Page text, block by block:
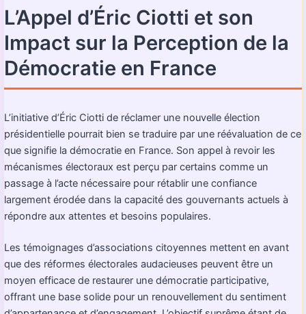
L’Appel d’Éric Ciotti et son
Impact sur la Perception de la
Démocratie en France
L’initiative d’Éric Ciotti de réclamer une nouvelle élection
présidentielle pourrait bien se traduire par une réévaluation de ce
que signifie la démocratie en France. Son appel à revoir les
mécanismes électoraux est perçu par certains comme un
passage à l’acte nécessaire pour rétablir une confiance
largement érodée dans la capacité des gouvernants actuels à
répondre aux attentes et besoins populaires.
Les témoignages d’associations citoyennes mettent en avant
que des réformes électorales audacieuses peuvent être un
moyen efficace de restaurer une démocratie participative,
offrant une base solide pour un renouvellement du sentiment